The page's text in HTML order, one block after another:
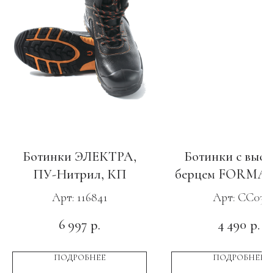
Ботинки ЭЛЕКТРА,
ПУ-Нитрил, КП
Арт: 116841
6 997 р.
ПОДРОБНЕЕ
Ботинки с
берцем FORMA
ПУ-Нитрил c
Арт: CC03
4 490 р.
ПОДРОБНЕЕ